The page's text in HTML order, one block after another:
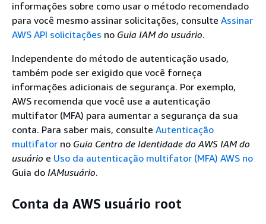
informações sobre como usar o método recomendado
para você mesmo assinar solicitações, consulte Assinar
AWS API solicitações no Guia IAM do usuário.
Independente do método de autenticação usado,
também pode ser exigido que você forneça
informações adicionais de segurança. Por exemplo,
AWS recomenda que você use a autenticação
multifator (MFA) para aumentar a segurança da sua
conta. Para saber mais, consulte Autenticação
multifator no Guia Centro de Identidade do AWS IAM do
usuário e Uso da autenticação multifator (MFA) AWS no
Guia do IAMusuário.
Conta da AWS usuário root